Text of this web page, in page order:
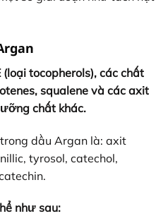
tocopherols), các chất
squalene và các axit
chất khác.
dầu Argan là: axit
tyrosol, catechol,
như sau: